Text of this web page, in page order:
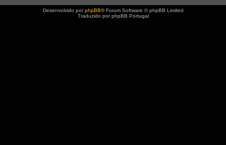
Desenvolvido porphpBB® Forum Software © phpBB Limited
Traduzido por phpBB Portugal